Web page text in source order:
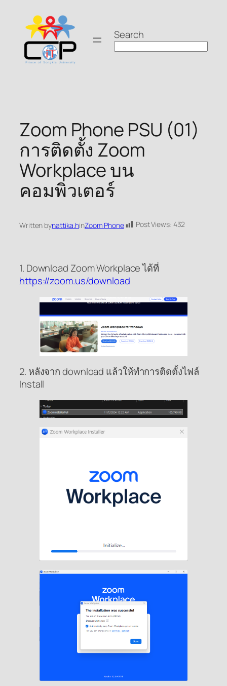
content
Search
Zoom Phone PSU (01)
การติดตั้ง Zoom
Workplace บน
คอมพิวเตอร์
Written bynattika.hinZoom Phone Post Views: 432
1. Download Zoom Workplace ได้ที่
https://zoom.us/download
2. หลังจาก download แล้วให้ทำการติดตั้งไฟล์
Install